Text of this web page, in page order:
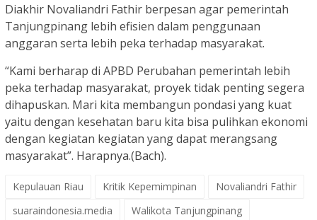
Diakhir Novaliandri Fathir berpesan agar pemerintah
Tanjungpinang lebih efisien dalam penggunaan
anggaran serta lebih peka terhadap masyarakat.
“Kami berharap di APBD Perubahan pemerintah lebih
peka terhadap masyarakat, proyek tidak penting segera
dihapuskan. Mari kita membangun pondasi yang kuat
yaitu dengan kesehatan baru kita bisa pulihkan ekonomi
dengan kegiatan kegiatan yang dapat merangsang
masyarakat”. Harapnya.(Bach).
Kepulauan Riau Kritik Kepemimpinan
Novaliandri Fathir
suaraindonesia.media
Walikota Tanjungpinang